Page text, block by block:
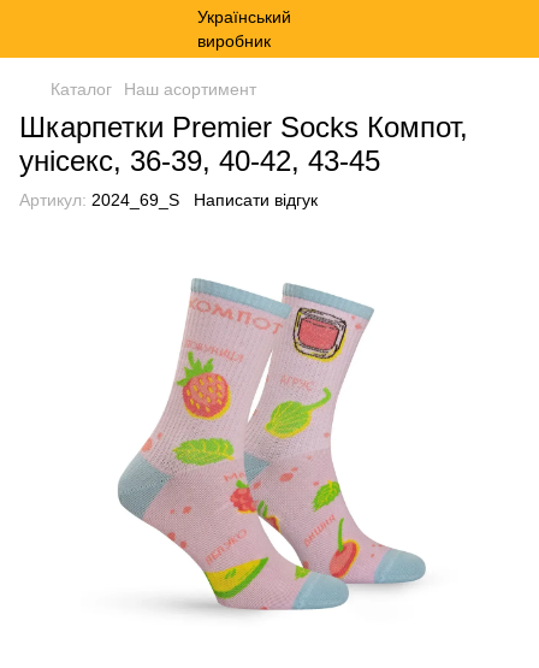
Каталог Наш асортимент
Шкарпетки Premier Socks Компот,
унісекс, 36-39, 40-42, 43-45
Артикул: 2024_69_S Написати відгук